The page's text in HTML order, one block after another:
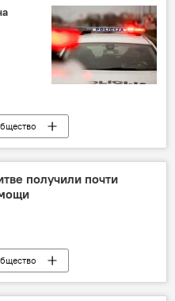
ДТП
получили почти